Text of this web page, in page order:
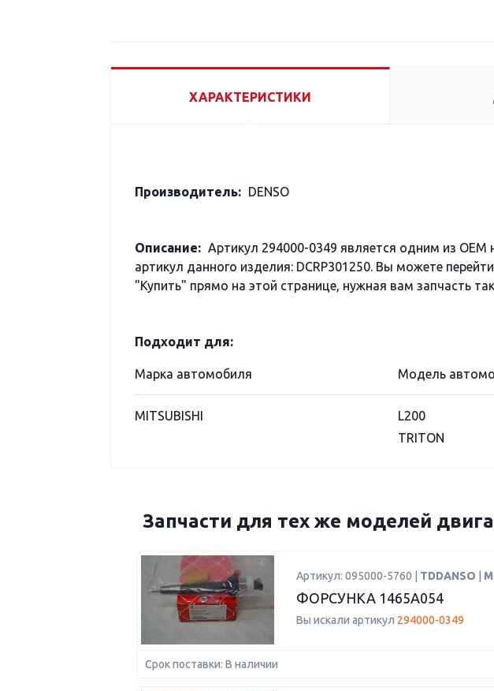
ХАРАКТЕРИСТИКИ
Производитель: DENSO
Описание: Артикул 294000-0349 является одним из
артикул данного изделия: DCRP301250. Вы можете
"Купить" прямо на этой странице, нужная вам запчасть
Подходит для:
Марка автомобиля Модель
MITSUBISHI
L200
TRITON
Запчасти для тех же моделей
Артикул: 095000-5760 | TDDANSO
ФОРСУНКА 1465A054
Вы искали артикул 294000-0349
Срок поставки: В наличии